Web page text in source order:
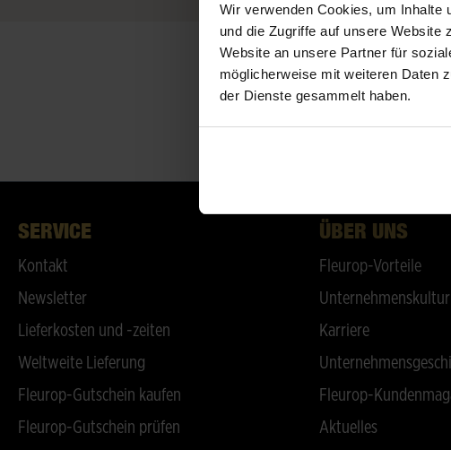
Wir verwenden Cookies, um Inhalte
und die Zugriffe auf unsere Website
Website an unsere Partner für
möglicherweise mit weiteren Daten
der Dienste gesammelt haben.
SERVICE
Kontakt
Newsletter
Lieferkosten und -zeiten
Weltweite Lieferung
Fleurop-Gutschein kaufen
Fleurop-Gutschein prüfen
ÜBER UNS
Fleurop-Vorteile
Unternehmenskultur
Karriere
Fleurop-
Aktuelles